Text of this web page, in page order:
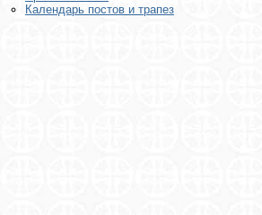
Календарь постов и трапез